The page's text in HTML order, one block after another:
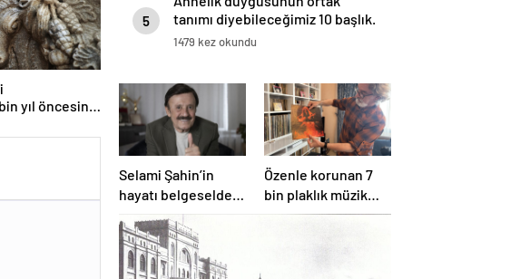
yıl öncesine
5
tanımı diyebileceğimiz 10 başlık.
1479 kez okundu
Selami Şahin’in
hayatı belgeselde
izleyiciyle
buluşacak
Özenle korunan 7
bin plaklık müzik
mirası